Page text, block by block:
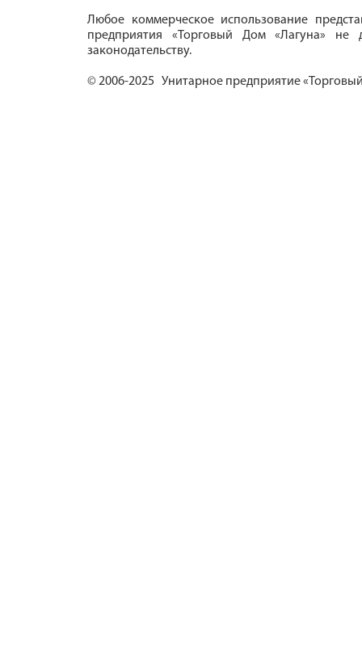
Любое коммерческое использование
предприятия «Торговый Дом «Лагуна» не
законодательству.
© 2006-2025 Унитарное предприятие